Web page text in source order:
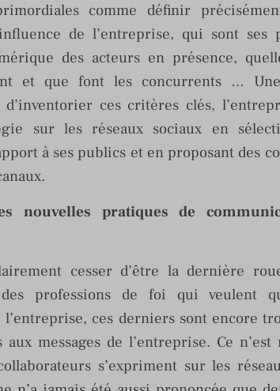
comme définir
de l’entreprise, qui sont
des acteurs en présence,
et que font les concurrents …
ces critères clés,
sur les réseaux sociaux en
à ses publics et en proposant des
nouvelles pratiques de
cesser d’être la dernière
professions de foi qui veulent
l’entreprise, ces derniers sont encore
messages de l’entreprise. Ce
s’expriment sur les